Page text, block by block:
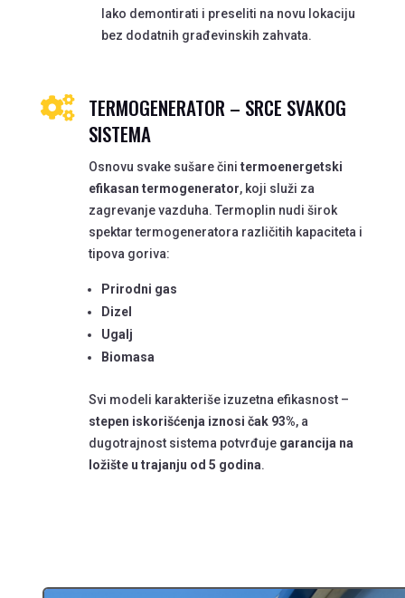
lako demontirati i preseliti na novu lokaciju
bez dodatnih građevinskih zahvata.
 TERMOGENERATOR – SRCE SVAKOG
SISTEMA
Osnovu svake sušare čini termoenergetski
efikasan termogenerator, koji služi za
zagrevanje vazduha. Termoplin nudi širok
spektar termogeneratora različitih kapaciteta i
tipova goriva:
Prirodni gas
Dizel
Ugalj
Biomasa
Svi modeli karakteriše izuzetna efikasnost –
stepen iskorišćenja iznosi čak 93%, a
dugotrajnost sistema potvrđuje garancija na
ložište u trajanju od 5 godina.